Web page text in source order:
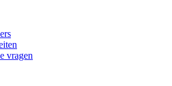
vragen